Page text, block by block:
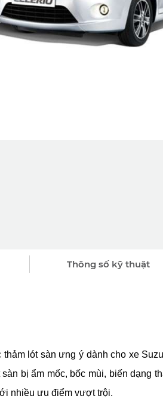
Thông số kỹ thuật
lót sàn ưng ý dành cho xe
bị ẩm mốc, bốc mùi, biến dạng
nhiều ưu điểm vượt trội.